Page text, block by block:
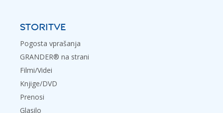
STORITVE
Pogosta vprašanja
GRANDER® na strani
Filmi/Videi
Knjige/DVD
Prenosi
Glasilo